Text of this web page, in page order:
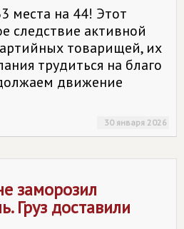
места на 44! Этот
следствие активной
товарищей, их
трудиться на благо
движение
30 января 2026
заморозил
Груз доставили